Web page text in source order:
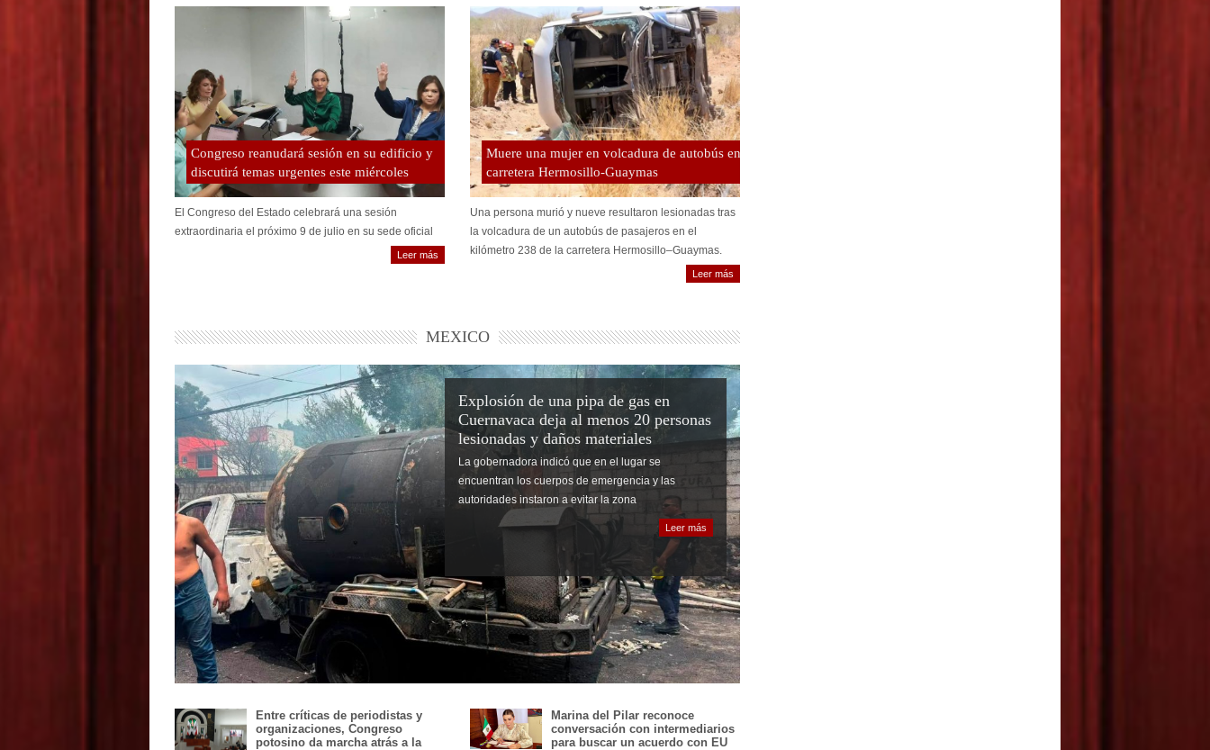
Congreso reanudará sesión en su edificio y
discutirá temas urgentes este miércoles
El Congreso del Estado celebrará una sesión
extraordinaria el próximo 9 de julio en su sede oficial
Leer más
Muere una mujer en volcadura de autobús en
carretera Hermosillo-Guaymas
Una persona murió y nueve resultaron lesionadas tras
la volcadura de un autobús de pasajeros en el
kilómetro 238 de la carretera Hermosillo–Guaymas.
Leer más
MEXICO
Explosión de una pipa de gas en
Cuernavaca deja al menos 20 personas
lesionadas y daños materiales
La gobernadora indicó que en el lugar se
encuentran los cuerpos de emergencia y las
autoridades instaron a evitar la zona
Leer más
Entre críticas de periodistas y
organizaciones, Congreso
potosino da marcha atrás a la
Marina del Pilar reconoce
conversación con intermediarios
para buscar un acuerdo con EU